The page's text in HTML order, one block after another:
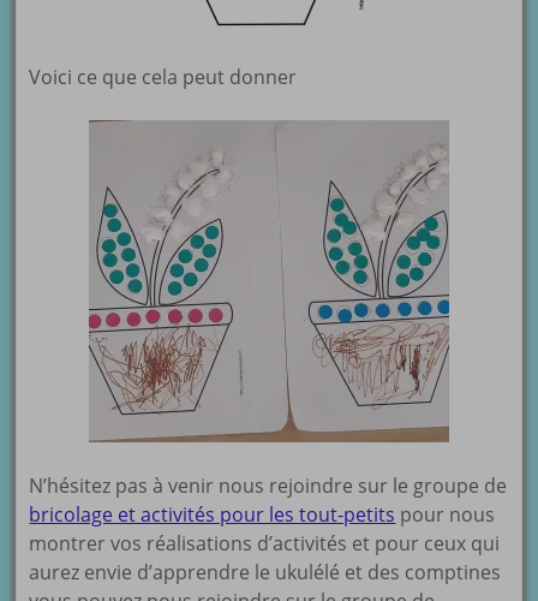
Voici ce que cela peut donner
N’hésitez pas à venir nous rejoindre sur le groupe de
bricolage et activités pour les tout-petits pour nous
montrer vos réalisations d’activités et pour ceux qui
aurez envie d’apprendre le ukulélé et des comptines